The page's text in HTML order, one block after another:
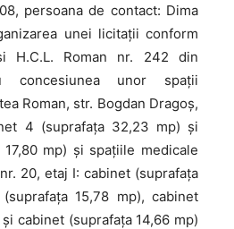
persoana de contact: Dima
unei licitații conform
H.C.L. Roman nr. 242 din
concesiunea unor spații
Roman, str. Bogdan Dragoș,
4 (suprafața 32,23 mp) și
mp) și spațiile medicale
20, etaj I: cabinet (suprafața
15,78 mp), cabinet
cabinet (suprafața 14,66 mp)